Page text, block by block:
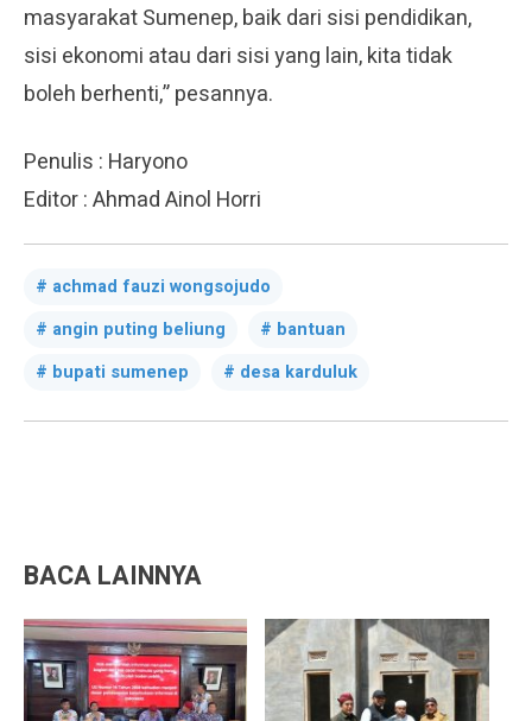
masyarakat Sumenep, baik dari sisi pendidikan,
sisi ekonomi atau dari sisi yang lain, kita tidak
boleh berhenti,” pesannya.
Penulis : Haryono
Editor : Ahmad Ainol Horri
achmad fauzi wongsojudo
angin puting beliung
bantuan
bupati sumenep
desa karduluk
BACA LAINNYA